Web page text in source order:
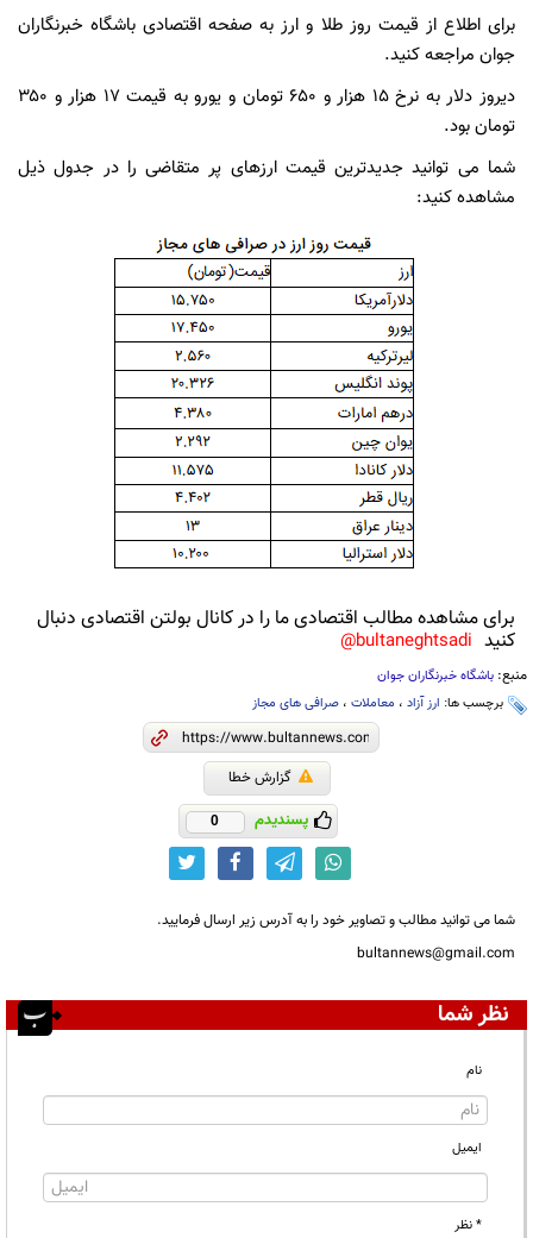
برای اطلاع از قیمت روز طلا و ارز به صفحه اقتصادی باشگاه خبرنگاران
جوان مراجعه کنید.
دیروز دلار به نرخ ۱۵ هزار و ۶۵۰ تومان و یورو به قیمت ۱۷ هزار و ۳۵۰
تومان بود.
شما می توانید جدیدترین قیمت ارزهای پر متقاضی را در جدول ذیل
مشاهده کنید:
برای مشاهده مطالب اقتصادی ما را در کانال بولتن اقتصادی دنبال
کنید bultaneghtsadi@
منبع: باشگاه خبرنگاران جوان
برچسب ها: ارز آزاد ، معاملات ، صرافی های مجاز
گزارش خطا
پسندیدم 0
شما می توانید مطالب و تصاویر خود را به آدرس زیر ارسال فرمایید.
bultannews@gmail.com
نظر شما
نام
ایمیل
* نظر